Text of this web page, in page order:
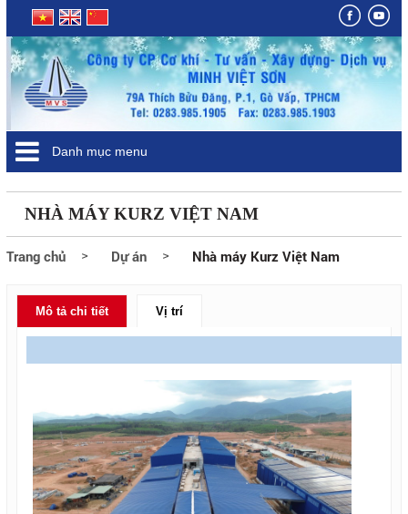
Danh mục menu
NHÀ MÁY KURZ VIỆT NAM
Trang chủ Dự án Nhà máy Kurz Việt Nam
Mô tả chi tiết Vị trí